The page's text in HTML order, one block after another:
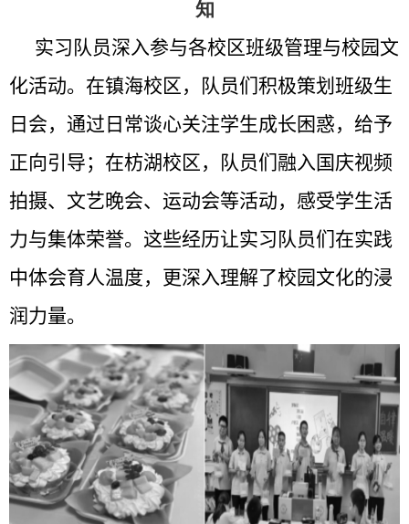
知
实习队员深入参与各校区班级管理与校园文
化活动。在镇海校区，
队员们积极策划班级生
日会，通过日常谈心关注学生成长困惑，给予
正向引导；在枋湖校区，
队员们融入国庆视频
拍摄、文艺晚会、运动会等活动，感受学生活
力与集体荣誉。这些经历让实习队员们在实践
中体会育人温度，更深入理解了校园文化的浸
润力量。